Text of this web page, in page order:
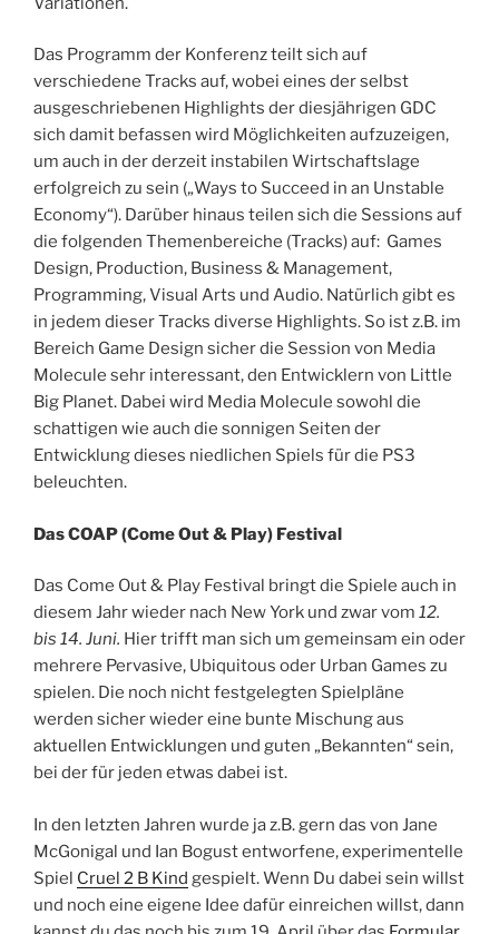
Das Programm der Konferenz teilt sich auf
verschiedene Tracks auf, wobei eines der selbst
ausgeschriebenen Highlights der diesjährigen GDC
sich damit befassen wird Möglichkeiten aufzuzeigen,
um auch in der derzeit instabilen Wirtschaftslage
erfolgreich zu sein („Ways to Succeed in an Unstable
Economy“). Darüber hinaus teilen sich die Sessions auf
die folgenden Themenbereiche (Tracks) auf: Games
Design, Production, Business & Management,
Programming, Visual Arts und Audio. Natürlich gibt es
in jedem dieser Tracks diverse Highlights. So ist z.B. im
Bereich Game Design sicher die Session von Media
Molecule sehr interessant, den Entwicklern von Little
Big Planet. Dabei wird Media Molecule sowohl die
schattigen wie auch die sonnigen Seiten der
Entwicklung dieses niedlichen Spiels für die PS3
beleuchten.
Das COAP (Come Out & Play) Festival
Das Come Out & Play Festival bringt die Spiele auch in
diesem Jahr wieder nach New York und zwar vom 12.
bis 14. Juni. Hier trifft man sich um gemeinsam ein oder
mehrere Pervasive, Ubiquitous oder Urban Games zu
spielen. Die noch nicht festgelegten Spielpläne
werden sicher wieder eine bunte Mischung aus
aktuellen Entwicklungen und guten „Bekannten“ sein,
bei der für jeden etwas dabei ist.
In den letzten Jahren wurde ja z.B. gern das von Jane
McGonigal und Ian Bogust entworfene, experimentelle
Spiel Cruel 2 B Kind gespielt. Wenn Du dabei sein willst
und noch eine eigene Idee dafür einreichen willst, dann